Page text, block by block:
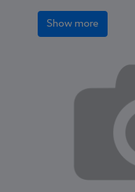
Show more